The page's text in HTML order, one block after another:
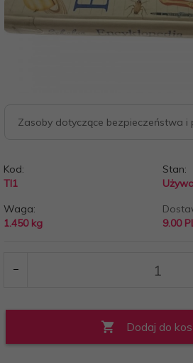
Zasoby dotyczące bezpieczeństwa
Kod:
TI1
Stan:
Waga:
1.450 kg
9.00
Dodaj do